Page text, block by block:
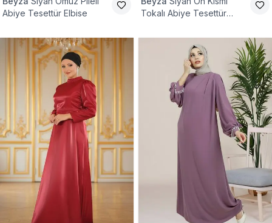
Abiye Tesettür Elbise
Tokalı Abiye Tesettür